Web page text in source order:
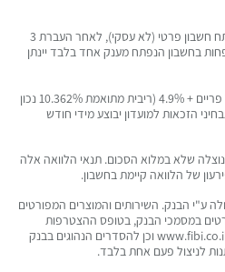
מענק יינתן ללקוח חדש בבנק הפותח חשבון פרטי (לא עסקי), לאחר העברת 3
רצופים לפחות בחשבון הנפתח מענק אחד בלבד יינתן
הלוואה זו נושאת ריבית בשיעור של פריים + 4.9% (ריבית מתואמת 10.362% נכון
בתבחיני הזכאות למועדון יבוצע מידי חודש
שלא במלוא הסכום. תנאי הלוואה אלה
של הלוואה קיימת בחשבון.
ע"י הבנק. השירותים והמוצרים המפורטים
במסמכי הבנק, בטופס ההצטרפות
למבצע, ולפי העניין גם באתר הבנק ,www.fibi.co.il וכן להסדרים הנהוגים בבנק
לניצול פעם אחת בלבד.